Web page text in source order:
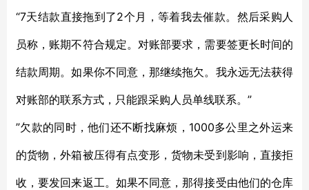
“7天结款直接拖到了2个月，等着我去催款。然后采购人
员称，账期不符合规定。对账部要求，需要签更长时间的
结款周期。如果你不同意，那继续拖欠。我永远无法获得
对账部的联系方式，只能跟采购人员单线联系。”
”欠款的同时，他们还不断找麻烦，1000多公里之外运来
的货物，外箱被压得有点变形，货物未受到影响，直接拒
收，要发回来返工。如果不同意，那得接受由他们的仓库